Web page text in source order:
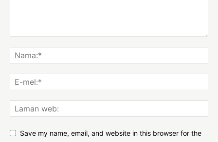
Save my name, email, and website in this browser for the